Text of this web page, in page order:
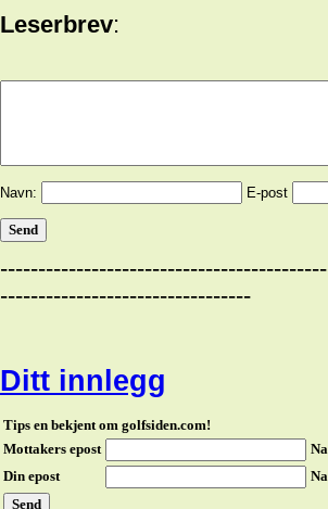
Leserbrev:
Navn: E-post
---------------------------------
Ditt innlegg
Tips en bekjent om golfsiden.com!
Mottakers epost
Din epost